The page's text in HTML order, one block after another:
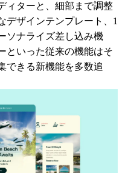
ィターと、細部まで調整
デザインテンプレート、1
ソナライズ差し込み機
といった従来の機能はそ
できる新機能を多数追